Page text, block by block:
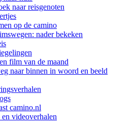
naar reisgenoten
op de camino
nader bekeken
film van de maand
naar binnen in woord en beeld
camino.nl
videoverhalen